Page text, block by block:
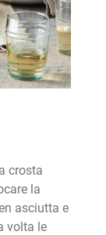
crosta
la
asciutta e
volta le